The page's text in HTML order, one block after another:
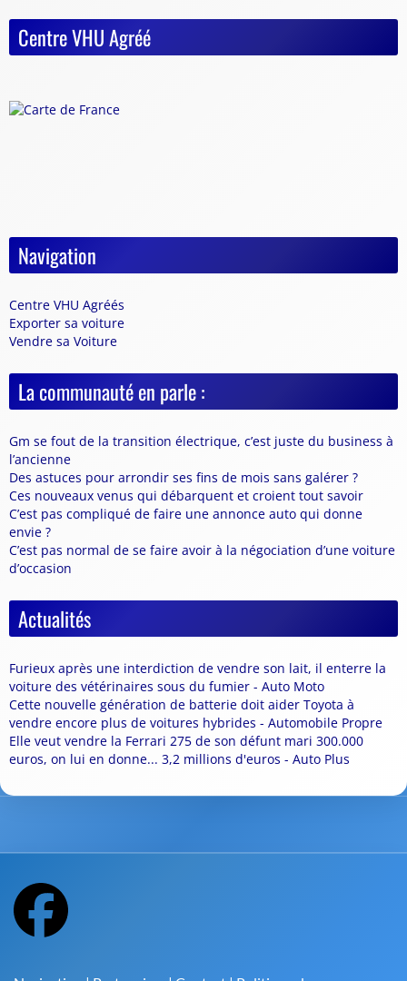
Centre VHU Agréé
Navigation
Centre VHU Agréés
Exporter sa voiture
Vendre sa Voiture
La communauté en parle :
Gm se fout de la transition électrique, c’est juste du business à
l’ancienne
Des astuces pour arrondir ses fins de mois sans galérer ?
Ces nouveaux venus qui débarquent et croient tout savoir
C’est pas compliqué de faire une annonce auto qui donne
envie ?
C’est pas normal de se faire avoir à la négociation d’une voiture
d’occasion
Actualités
Furieux après une interdiction de vendre son lait, il enterre la
voiture des vétérinaires sous du fumier - Auto Moto
Cette nouvelle génération de batterie doit aider Toyota à
vendre encore plus de voitures hybrides - Automobile Propre
Elle veut vendre la Ferrari 275 de son défunt mari 300.000
euros, on lui en donne... 3,2 millions d'euros - Auto Plus